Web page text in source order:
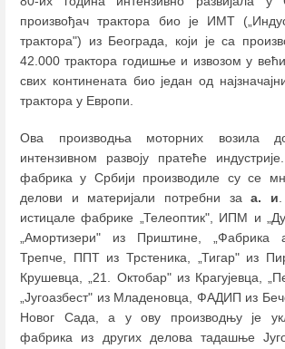
произвођач трактора био је ИМТ
трактора") из Београда, који је са
42.000 трактора годишње и извозом у
свих континената био један од
трактора у Европи.
Ова производња моторних возила
интензивном развоју пратеће
фабрика у Србији производиле су се
делови и материјали потребни заа. и
истицале фабрике „Телеоптик", ИПМ и
„Амортизери" из Приштине, „Фабрика
Трепче, ППТ из Трстеника, „Тигар" из
Крушевца, „21. Октобар" из Крагујевца,
„Југоазбест" из Младеновца, ФАДИП из
Новог Сада, а у ову производњу је
фабрика из других делова тадашње